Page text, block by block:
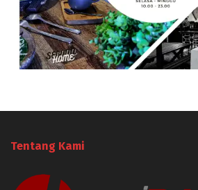
Tentang Kami